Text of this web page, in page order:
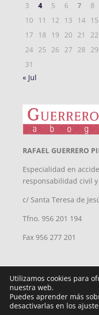
3
4 5 6 7 8
10
11 12 13 14 15
17
18 19 20 21 22
24 25 26 27 28 29
31
« Jul
RAFAEL GUERRERO
Especialidad en
responsabilidad civil
c/ Santa Teresa de
Tfno. 956 201 194
Fax 956 277 201
Utilizamos cookies para
nuestra web.
Puedes aprender más
desactivarlas en los